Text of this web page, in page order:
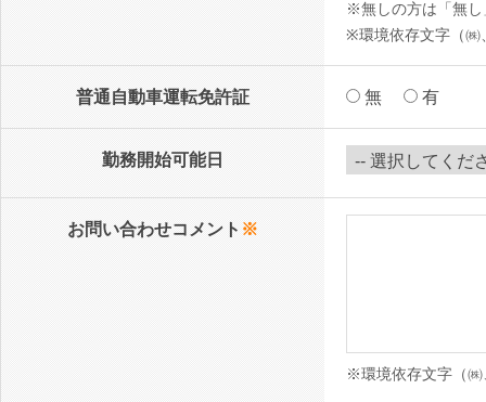
※無しの方は「無し
※環境依存文字（㈱
普通自動車運転免許証 無 有
勤務開始可能日
お問い合わせコメント ※
※環境依存文字（